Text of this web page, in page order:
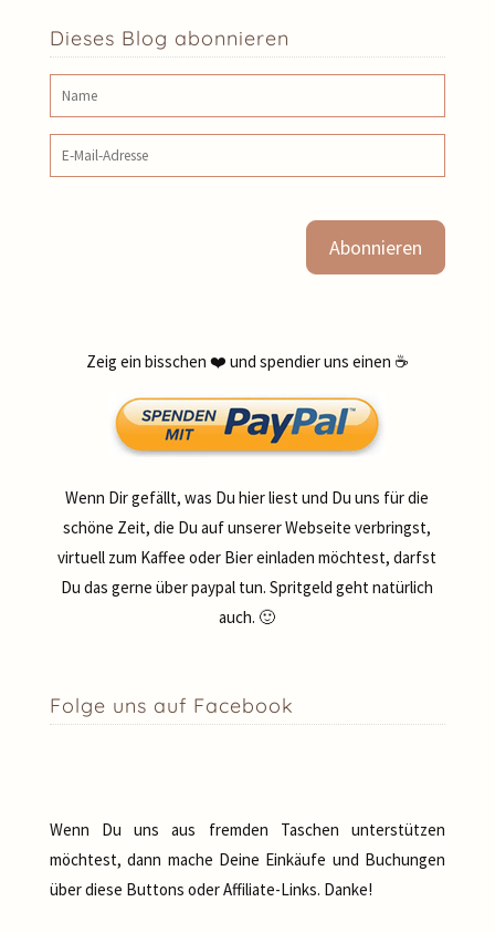
Dieses Blog abonnieren
Zeig ein bisschen ❤️ und spendier uns einen ☕
Wenn Dir gefällt, was Du hier liest und Du uns für die
schöne Zeit, die Du auf unserer Webseite verbringst,
virtuell zum Kaffee oder Bier einladen möchtest, darfst
Du das gerne über paypal tun. Spritgeld geht natürlich
auch. 🙂
Folge uns auf Facebook
Wenn Du uns aus fremden Taschen unterstützen
möchtest, dann mache Deine Einkäufe und Buchungen
über diese Buttons oder Affiliate-Links. Danke!